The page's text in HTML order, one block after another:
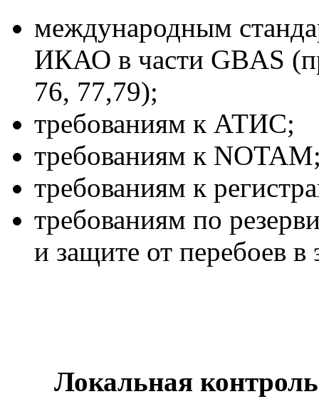
международным
ИКАО в части GBAS
76, 77,79);
требованиям к АТИС;
требованиям к
требованиям к
требованиям по
и защите от перебоев в
Локальная